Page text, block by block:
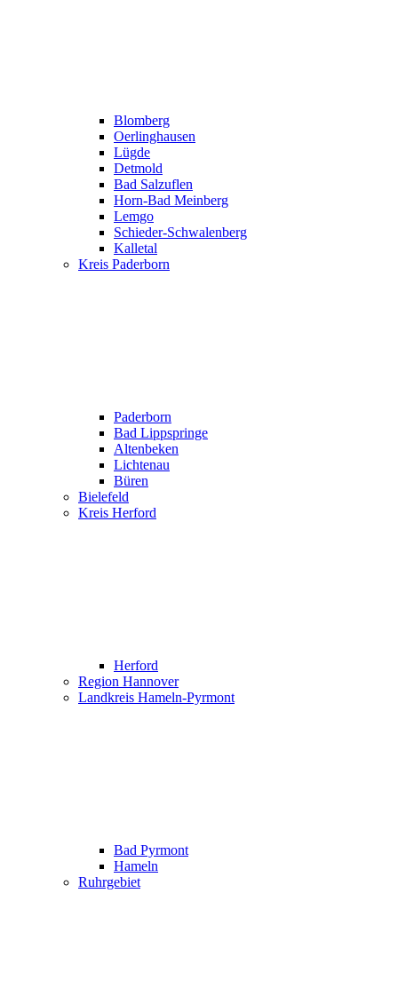
Blomberg
Oerlinghausen
Lügde
Detmold
Bad Salzuflen
Horn-Bad Meinberg
Lemgo
Schieder-Schwalenberg
Kalletal
Kreis Paderborn
Paderborn
Bad Lippspringe
Altenbeken
Lichtenau
Büren
Bielefeld
Kreis Herford
Herford
Region Hannover
Landkreis Hameln-Pyrmont
Bad Pyrmont
Hameln
Ruhrgebiet